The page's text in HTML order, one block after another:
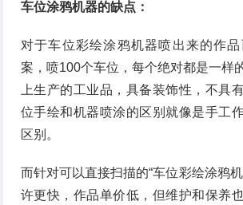
车位涂鸦机器的缺点：
对于车位彩绘涂鸦机器喷出来的作
案，喷100个车位，每个绝对都是一样
上生产的工业品，具备装饰性，不具
位手绘和机器喷涂的区别就像是手工
区别。
而针对可以直接扫描的“车位彩绘涂鸦
许更快，作品单价低，但维护和保养